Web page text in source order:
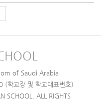
of Saudi Arabia
교장 및 학교대표번호)
SCHOOL. ALL RIGHTS